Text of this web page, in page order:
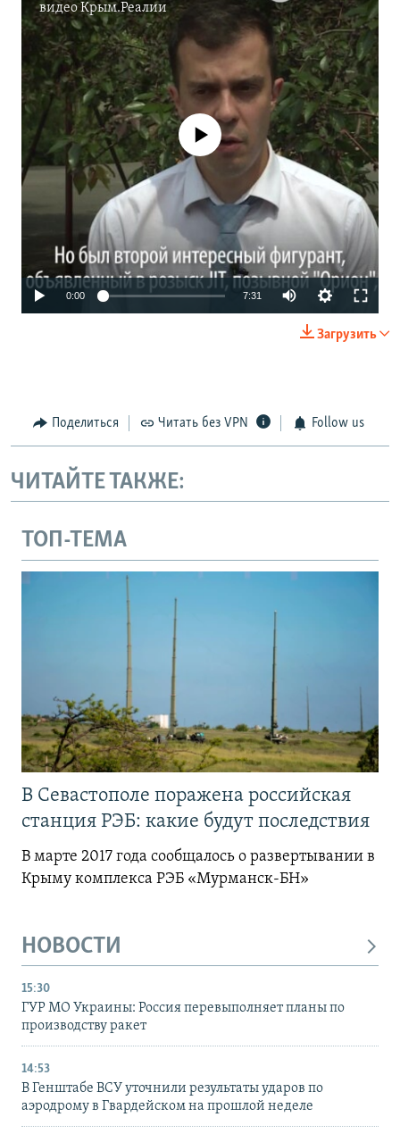
видеоКрым.Реалии
No media source currently available
0:00 7:31
Загрузить
Поделиться Читать без VPN Follow us
ЧИТАЙТЕ ТАКЖЕ:
ТОП-ТЕМА
В Севастополе поражена российская
станция РЭБ: какие будут последствия
В марте 2017 года сообщалось о развертывании в
Крыму комплекса РЭБ «Мурманск-БН»
НОВОСТИ
15:30
ГУР МО Украины: Россия перевыполняет планы по
производству ракет
14:53
В Генштабе ВСУ уточнили результаты ударов по
аэродрому в Гвардейском на прошлой неделе